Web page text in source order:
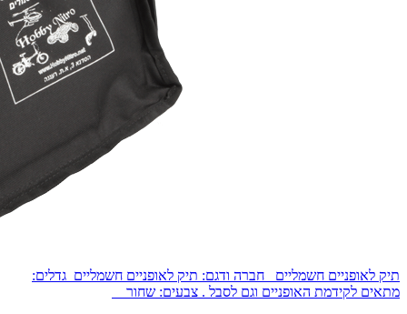
תיק לאופניים חשמליים חברה ודגם: תיק לאופניים חשמליים גדלים:
מתאים לקידמת האופניים וגם לסבל . צבעים: שחור